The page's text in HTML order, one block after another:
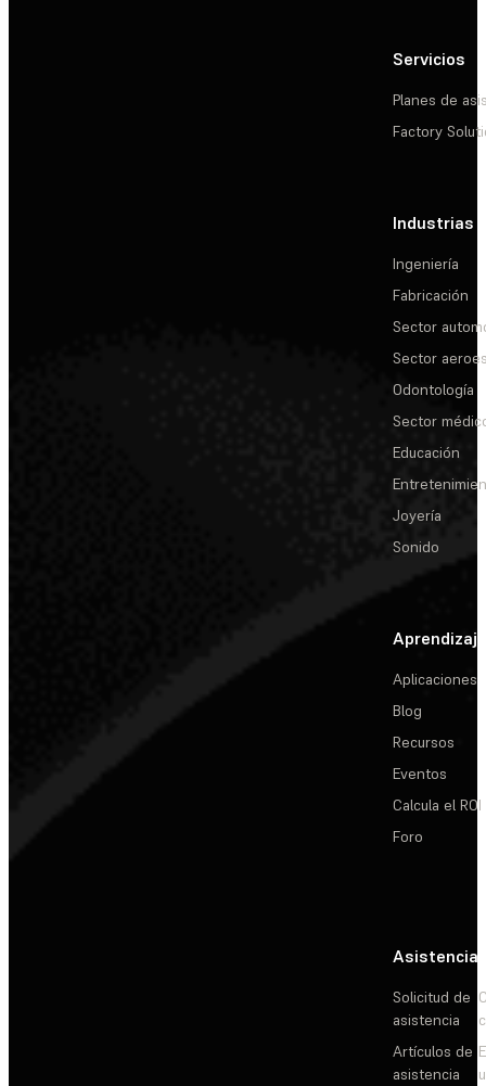
Servicios
Planes de
Factory
Industrias
Ingeniería
Fabricación
Sector
Sector
Odontología
Sector
Educación
Joyería
Sonido
Aprendizaje
Aplicaciones
Blog
Recursos
Eventos
Calcula el ROI
Foro
Asistencia
Solicitud de
asistencia
Artículos de
asistencia